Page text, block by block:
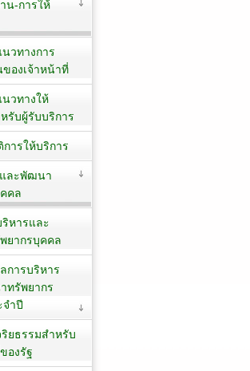
น-การให้
วทางการ
องเจ้าหน้าที่
วทางให้
รับผู้รับบริการ
ารให้บริการ
ละพัฒนา
คล
หารและ
ยากรบุคคล
การบริหาร
ทรัพยากร
ำปี
ยธรรมสำหรับ
องรัฐ